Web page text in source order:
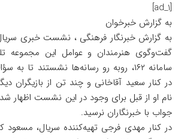
[ad_1]
به گزارش خبرخوان
به گزارش خبرنگار فرهنگی ، نشست خبری
گفت‌وگوی هنرمندان و عوامل این مجموعه
سامانه ۱۶۲، روبه رو رسانه‌ها نشستند تا
در کنار سعید آقاخانی و چند تن از بازیگران
نام او از قبل برای وجود در این نشست اظهار
جواب با خبرنگاران نرسید.
در کنار مهدی فرجی تهیه‌کننده سریال، مسعود